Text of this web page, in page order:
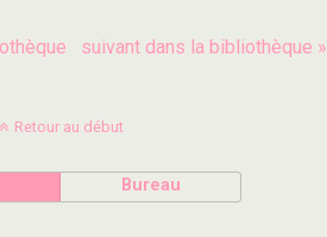
suivant dans la bibliothèque »
Retour au début
Bureau